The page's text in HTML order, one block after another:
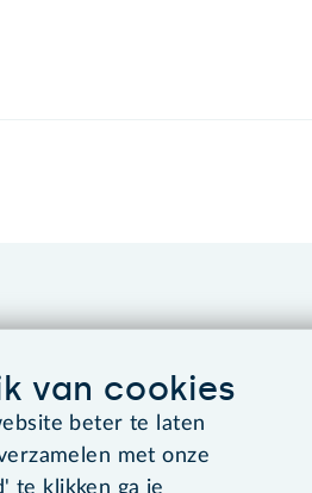
van cookies
beter te laten
met onze
te klikken ga je